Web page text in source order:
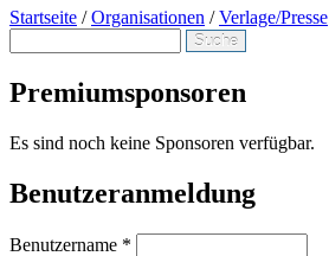
Startseite /Organisationen /Verlage/Presse
Premiumsponsoren
Es sind noch keine Sponsoren verfügbar.
Benutzeranmeldung
Benutzername *